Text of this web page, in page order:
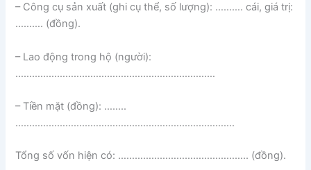
– Công cụ sản xuất (ghi cụ thể, số lượng): ………. cái, giá trị:
………. (đồng).
– Lao động trong hộ (người):
………………………………………………………………
– Tiền mặt (đồng): ……..
…………………………………………………………………….
Tổng số vốn hiện có: ……………………………………….. (đồng).